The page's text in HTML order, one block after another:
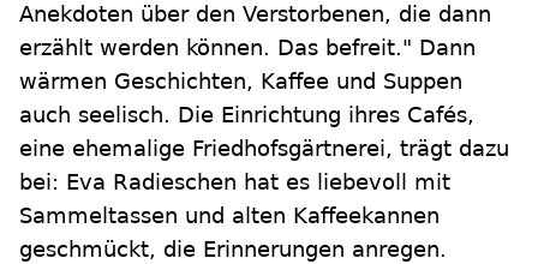
Anekdoten über den Verstorbenen, die dann
erzählt werden können. Das befreit." Dann
wärmen Geschichten, Kaffee und Suppen
auch seelisch. Die Einrichtung ihres Cafés,
eine ehemalige Friedhofsgärtnerei, trägt dazu
bei: Eva Radieschen hat es liebevoll mit
Sammeltassen und alten Kaffeekannen
geschmückt, die Erinnerungen anregen.